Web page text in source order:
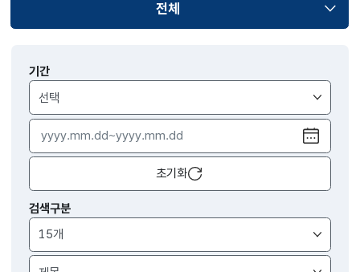
전체선택됨
알림
>
공지사항
검색
기간
달력
열기
초기화
검색구분
검색구분